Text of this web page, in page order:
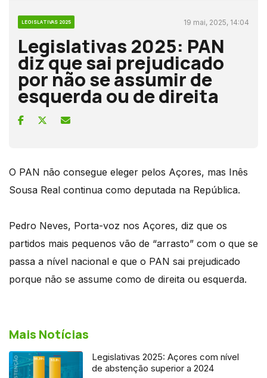
LEGISLATIVAS 2025 19 mai, 2025, 14:04
Legislativas 2025: PAN
diz que sai prejudicado
por não se assumir de
esquerda ou de direita
O PAN não consegue eleger pelos Açores, mas Inês
Sousa Real continua como deputada na República.
Pedro Neves, Porta-voz nos Açores, diz que os
partidos mais pequenos vão de “arrasto” com o que se
passa a nível nacional e que o PAN sai prejudicado
porque não se assume como de direita ou esquerda.
Mais Notícias
Legislativas 2025: Açores com nível
de abstenção superior a 2024